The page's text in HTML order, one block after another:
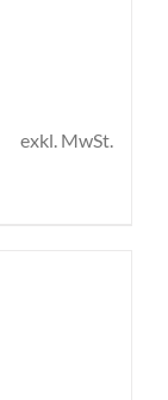
exkl. MwSt.